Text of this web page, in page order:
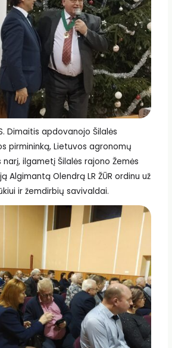
Dimaitis apdovanojo Šilalės
pirmininką, Lietuvos agronomų
ilgametį Šilalės rajono Žemės
Algimantą Olendrą LR ŽŪR ordinu už
ir žemdirbių savivaldai.